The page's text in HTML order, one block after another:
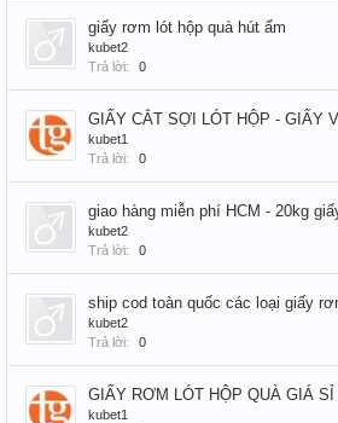
giấy rơm lót hộp quà hút ẩm
kubet2
Trả lời:
0
GIẤY CẮT SỢI LÓT HỘP - GIẤY
kubet1
Trả lời:
0
giao hàng miễn phí HCM - 20kg
kubet2
Trả lời:
0
ship cod toàn quốc các loại giấy
kubet2
Trả lời:
0
GIẤY RƠM LÓT HỘP QUÀ GIÁ SỈ
kubet1